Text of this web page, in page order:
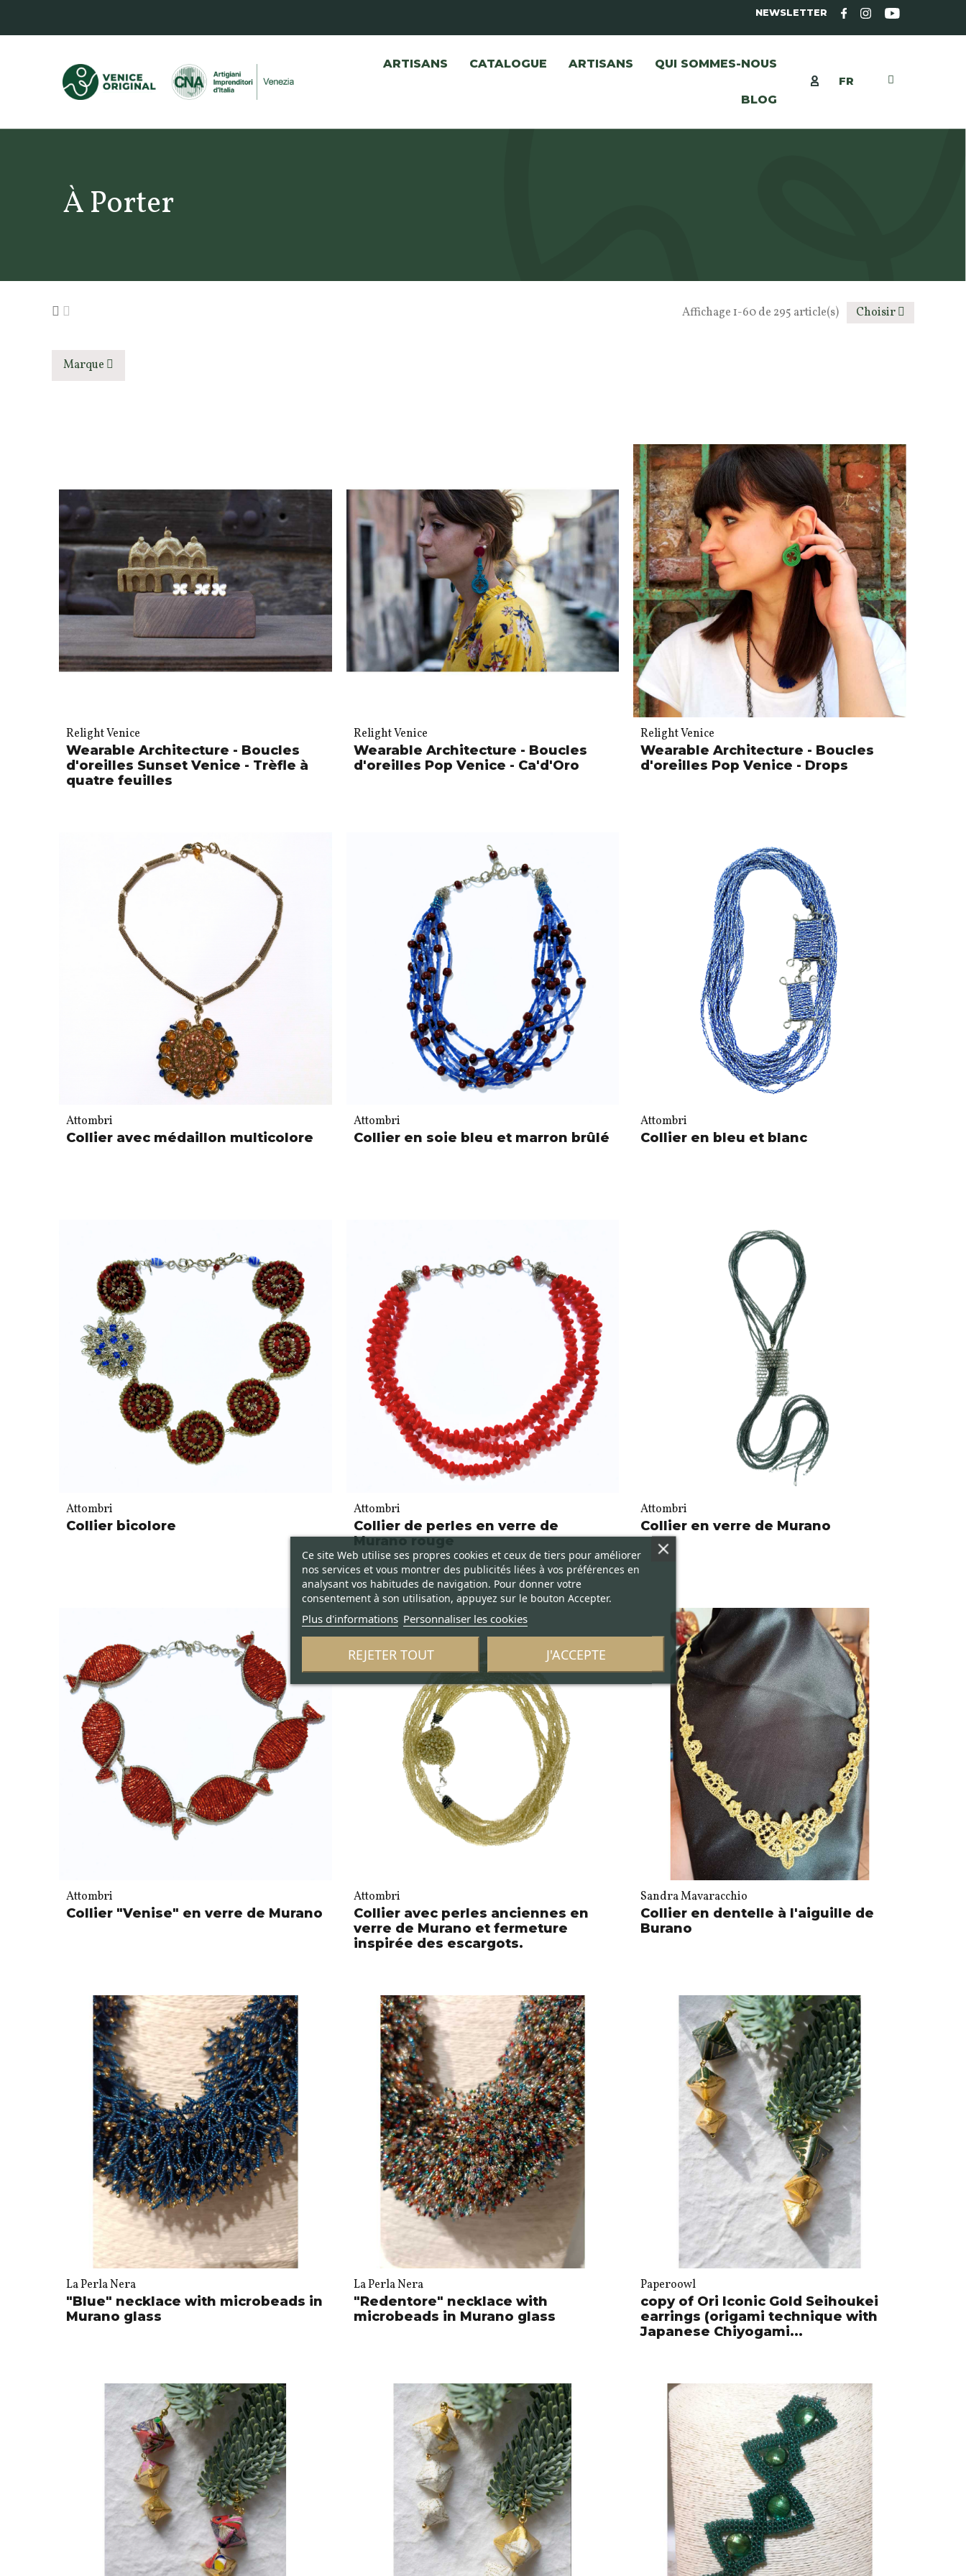
NEWSLETTER
ARTISANS CATALOGUE ARTISANS QUI SOMMES-NOUS
BLOG
FR
À Porter
Affichage 1-60 de 295 article(s) Choisir
Marque
Relight Venice
Wearable Architecture - Boucles
d'oreilles Sunset Venice - Trèfle à
quatre feuilles
Relight Venice
Wearable Architecture - Boucles
d'oreilles Pop Venice - Ca'd'Oro
Relight Venice
Wearable Architecture - Boucles
d'oreilles Pop Venice - Drops
Attombri
Collier avec médaillon multicolore
Attombri
Collier en soie bleu et marron brûlé
Attombri
Collier en bleu et blanc
Attombri
Collier bicolore
Attombri
Collier de perles en verre de
Murano rouge
Attombri
Collier en verre de Murano
Attombri
Collier "Venise" en verre de Murano
Attombri
Collier avec perles anciennes en
verre de Murano et fermeture
inspirée des escargots.
Sandra Mavaracchio
Collier en dentelle à l'aiguille de
Burano
La Perla Nera
"Blue" necklace with microbeads in
Murano glass
La Perla Nera
"Redentore" necklace with
microbeads in Murano glass
Paperoowl
copy of Ori Iconic Gold Seihoukei
earrings (origami technique with
Japanese Chiyogami...
Ce site Web utilise ses propres cookies et ceux de tiers pour améliorer
nos services et vous montrer des publicités liées à vos préférences en
analysant vos habitudes de navigation. Pour donner votre
consentement à son utilisation, appuyez sur le bouton Accepter.
Plus d'informations Personnaliser les cookies
REJETER TOUT J'ACCEPTE